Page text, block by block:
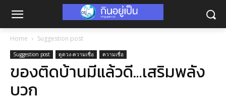
Home Suggestion post
Suggestion post ดูดวง-ความเชื่อ ความเชื่อ
ของติดบ้านมีแล้วดี…เสริมพลัง
บวก